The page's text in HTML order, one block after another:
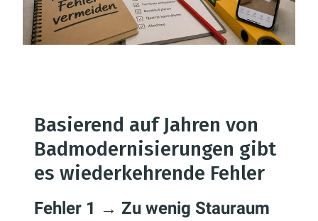
Basierend auf Jahren von
Badmodernisierungen gibt
es wiederkehrende Fehler
Fehler 1 → Zu wenig Stauraum